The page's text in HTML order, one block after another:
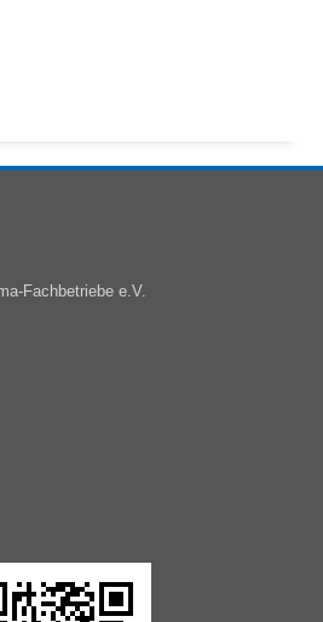
Fachbetriebe e.V.